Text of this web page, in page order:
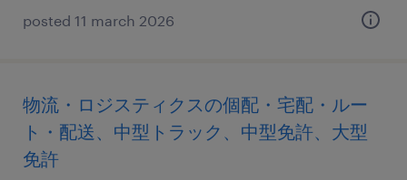
posted 11 march 2026
物流・ロジスティクスの個配・宅配・ルー
ト・配送、中型トラック、中型免許、大型
免許